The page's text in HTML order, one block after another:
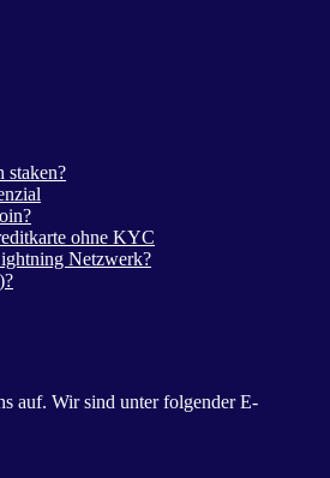
staken?
ohne KYC
Netzwerk?
auf. Wir sind unter folgender E-